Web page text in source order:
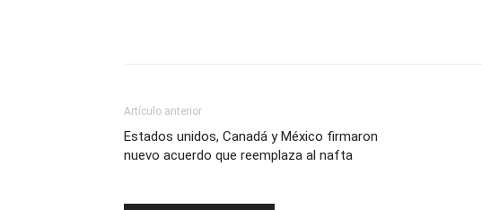
Artículo anterior
Estados unidos, Canadá y México firmaron
nuevo acuerdo que reemplaza al nafta